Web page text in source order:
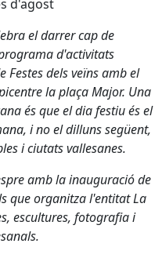
d'agost
el darrer cap de
d'activitats
Festes dels veïns amb el
la plaça Major. Una
és que el dia festiu és el
i no el dilluns següent,
i ciutats vallesanes.
amb la inauguració de
que organitza l'entitat La
escultures, fotografia i